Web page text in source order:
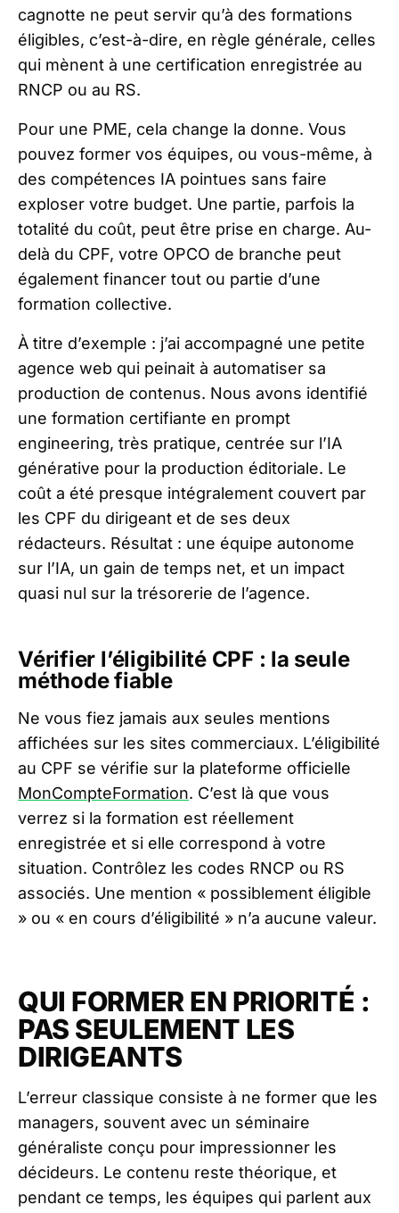
cagnotte ne peut servir qu’à des formations
éligibles, c’est-à-dire, en règle générale, celles
qui mènent à une certification enregistrée au
RNCP ou au RS.
Pour une PME, cela change la donne. Vous
pouvez former vos équipes, ou vous-même, à
des compétences IA pointues sans faire
exploser votre budget. Une partie, parfois la
totalité du coût, peut être prise en charge. Au-
delà du CPF, votre OPCO de branche peut
également financer tout ou partie d’une
formation collective.
À titre d’exemple : j’ai accompagné une petite
agence web qui peinait à automatiser sa
production de contenus. Nous avons identifié
une formation certifiante en prompt
engineering, très pratique, centrée sur l’IA
générative pour la production éditoriale. Le
coût a été presque intégralement couvert par
les CPF du dirigeant et de ses deux
rédacteurs. Résultat : une équipe autonome
sur l’IA, un gain de temps net, et un impact
quasi nul sur la trésorerie de l’agence.
Vérifier l’éligibilité CPF : la seule
méthode fiable
Ne vous fiez jamais aux seules mentions
affichées sur les sites commerciaux. L’éligibilité
au CPF se vérifie sur la plateforme officielle
MonCompteFormation. C’est là que vous
verrez si la formation est réellement
enregistrée et si elle correspond à votre
situation. Contrôlez les codes RNCP ou RS
associés. Une mention « possiblement éligible
» ou « en cours d’éligibilité » n’a aucune valeur.
QUI FORMER EN PRIORITÉ :
PAS SEULEMENT LES
DIRIGEANTS
L’erreur classique consiste à ne former que les
managers, souvent avec un séminaire
généraliste conçu pour impressionner les
décideurs. Le contenu reste théorique, et
pendant ce temps, les équipes qui parlent aux